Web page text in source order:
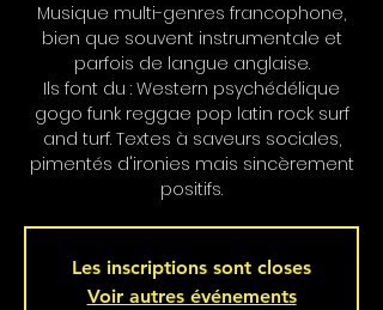
Musique multi-genres francophone,
bien que souvent instrumentale et
parfois de langue anglaise.
Ils font du : Western psychédélique
gogo funk reggae pop latin rock surf
and turf. Textes à saveurs sociales,
pimentés d'ironies mais sincèrement
positifs.
Les inscriptions sont closes
Voir autres événements